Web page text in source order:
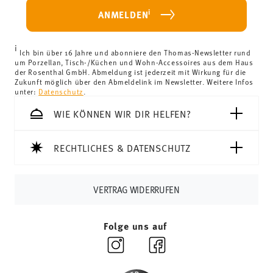
Deutschland betragen diese 4,90 €. Für alle anderen
Länder können Sie die Lieferkostenhier einsehen
Vereinigtes Königreich:Für Lieferungen ins Vereinigte
Königreich liegt der Mindestbestellwert bei £135, die
Lieferung erfolgt versandkostenfrei.
Schweiz:Lieferungen in die Schweiz sind ab 69,90 CHF
versandkostenfrei. Unter einem Bestellwert von 69,90
CHF liegen die Versandkosten bei 36,90 CHF.
sobald Ihr Paket auf die Reise geht.
Lieferzeit innerhalb Deutschlands:3-5 Werktage für
hier einsehen.
ANMELDENi
i Ich bin über 16 Jahre und abonniere den Thomas-Newsletter rund
um Porzellan, Tisch-/Küchen und Wohn-Accessoires aus dem Haus
der Rosenthal GmbH. Abmeldung ist jederzeit mit Wirkung für die
Zukunft möglich über den Abmeldelink im Newsletter. Weitere Infos
unter: Datenschutz
WIE KÖNNEN WIR DIR HELFEN?
RECHTLICHES & DATENSCHUTZ
VERTRAG WIDERRUFEN
Folge uns auf